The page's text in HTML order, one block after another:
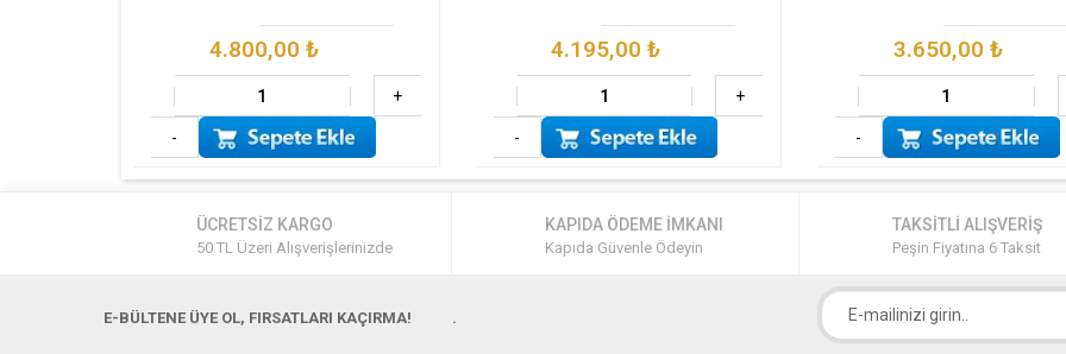
4.800,00 ₺
+
-
4.195,00 ₺
+
-
3.650,00 ₺
-
ÜCRETSİZ KARGO
50 TL Üzeri Alışverişlerinizde
KAPIDA ÖDEME İMKANI
Kapıda Güvenle Ödeyin
TAKSİTLİ ALIŞVERİŞ
Peşin Fiyatına 6 Taksit
E-BÜLTENE ÜYE OL, FIRSATLARI KAÇIRMA! .